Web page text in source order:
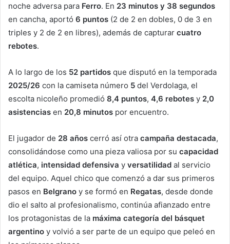
noche adversa para Ferro. En 23 minutos y 38 segundos
en cancha, aportó 6 puntos (2 de 2 en dobles, 0 de 3 en
triples y 2 de 2 en libres), además de capturar cuatro
rebotes.
A lo largo de los 52 partidos que disputó en la temporada
2025/26 con la camiseta número 5 del Verdolaga, el
escolta nicoleño promedió 8,4 puntos, 4,6 rebotes y 2,0
asistencias en 20,8 minutos por encuentro.
El jugador de 28 años cerró así otra campaña destacada,
consolidándose como una pieza valiosa por su capacidad
atlética, intensidad defensiva y versatilidad al servicio
del equipo. Aquel chico que comenzó a dar sus primeros
pasos en Belgrano y se formó en Regatas, desde donde
dio el salto al profesionalismo, continúa afianzado entre
los protagonistas de la máxima categoría del básquet
argentino y volvió a ser parte de un equipo que peleó en